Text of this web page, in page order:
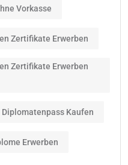
Vorkasse
Zertifikate Erwerben
Zertifikate Erwerben
Diplomatenpass Kaufen
Erwerben